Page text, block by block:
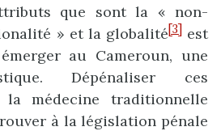
que sont la « non-
» et la globalité[3]est
au Cameroun, une
Dépénaliser ces
médecine traditionnelle
à la législation pénale